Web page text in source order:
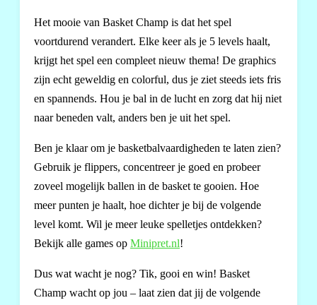
Het mooie van Basket Champ is dat het spel
voortdurend verandert. Elke keer als je 5 levels haalt,
krijgt het spel een compleet nieuw thema! De graphics
zijn echt geweldig en colorful, dus je ziet steeds iets fris
en spannends. Hou je bal in de lucht en zorg dat hij niet
naar beneden valt, anders ben je uit het spel.
Ben je klaar om je basketbalvaardigheden te laten zien?
Gebruik je flippers, concentreer je goed en probeer
zoveel mogelijk ballen in de basket te gooien. Hoe
meer punten je haalt, hoe dichter je bij de volgende
level komt. Wil je meer leuke spelletjes ontdekken?
Bekijk alle games op Minipret.nl!
Dus wat wacht je nog? Tik, gooi en win! Basket
Champ wacht op jou – laat zien dat jij de volgende